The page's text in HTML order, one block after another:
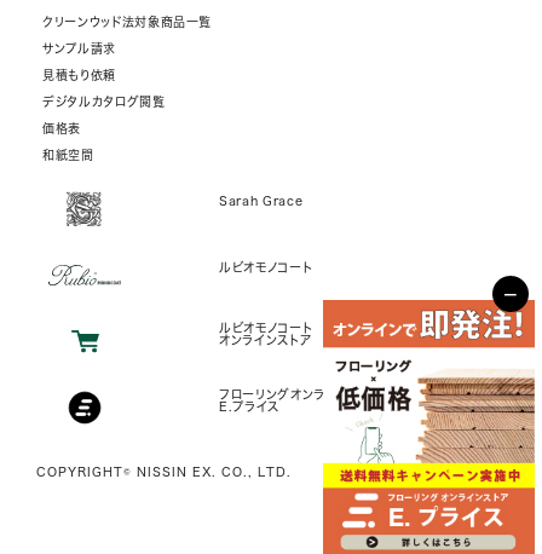
クリーンウッド法対象商品一覧
サンプル請求
見積もり依頼
デジタルカタログ閲覧
価格表
和紙空間
Sarah Grace
ルビオモノコート
ルビオモノコート
オンラインストア
フローリングオンラインストア
E.プライス
COPYRIGHT© NISSIN EX. CO., LTD.
−